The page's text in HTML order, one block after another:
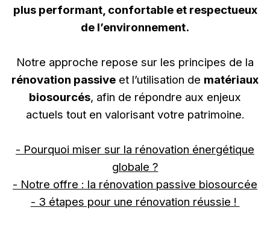
plus performant, confortable et respectueux
de l’environnement.
Notre approche repose sur les principes de la
rénovation passive et l’utilisation de matériaux
biosourcés, afin de répondre aux enjeux
actuels tout en valorisant votre patrimoine.
- Pourquoi miser sur la rénovation énergétique
globale ?
- Notre offre : la rénovation passive biosourcée
- 3 étapes pour une rénovation réussie !